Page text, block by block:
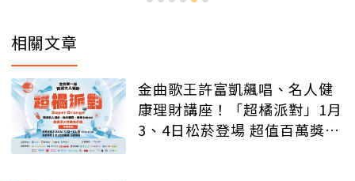
相關文章
金曲歌王許富凱飆唱、名人健
康理財講座！「超橘派對」1月
3、4日松菸登場 超值百萬獎品